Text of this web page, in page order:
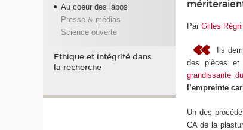
ParGilles
Ils
des pièces et
grandissante
l’empreinte
Un des
CA de la
Au coeur des labos
Presse & médias
Science ouverte
Ethique et intégrité dans
la recherche